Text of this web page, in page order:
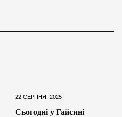
22 СЕРПНЯ, 2025
Сьогодні у Гайсині